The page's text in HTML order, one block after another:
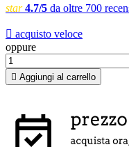
star 4.7/5 da oltre 700
 acquisto veloce
oppure
 Aggiungi al carrello